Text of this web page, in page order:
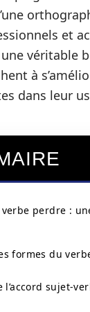
et
véritable
à
dans leur
perdre :
formes du
l’accord sujet-